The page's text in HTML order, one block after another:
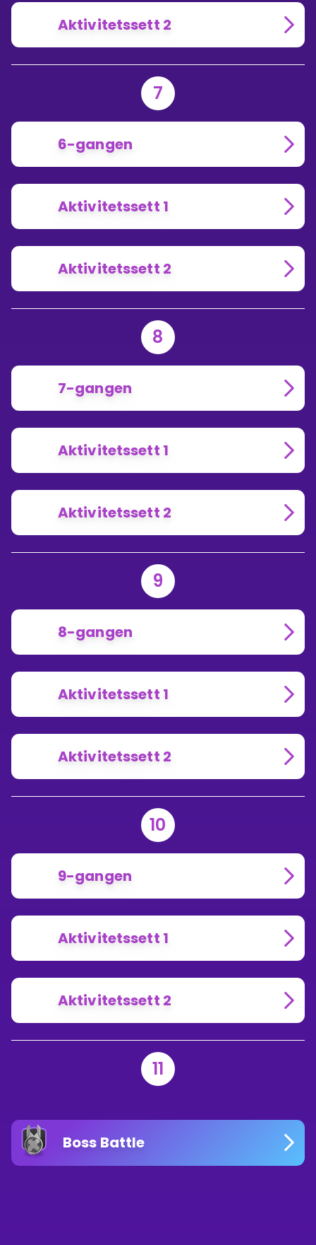
Aktivitetssett 2
7
6-gangen
Aktivitetssett 1
Aktivitetssett 2
8
7-gangen
Aktivitetssett 1
Aktivitetssett 2
9
8-gangen
Aktivitetssett 1
Aktivitetssett 2
10
9-gangen
Aktivitetssett 1
Aktivitetssett 2
11
Boss Battle